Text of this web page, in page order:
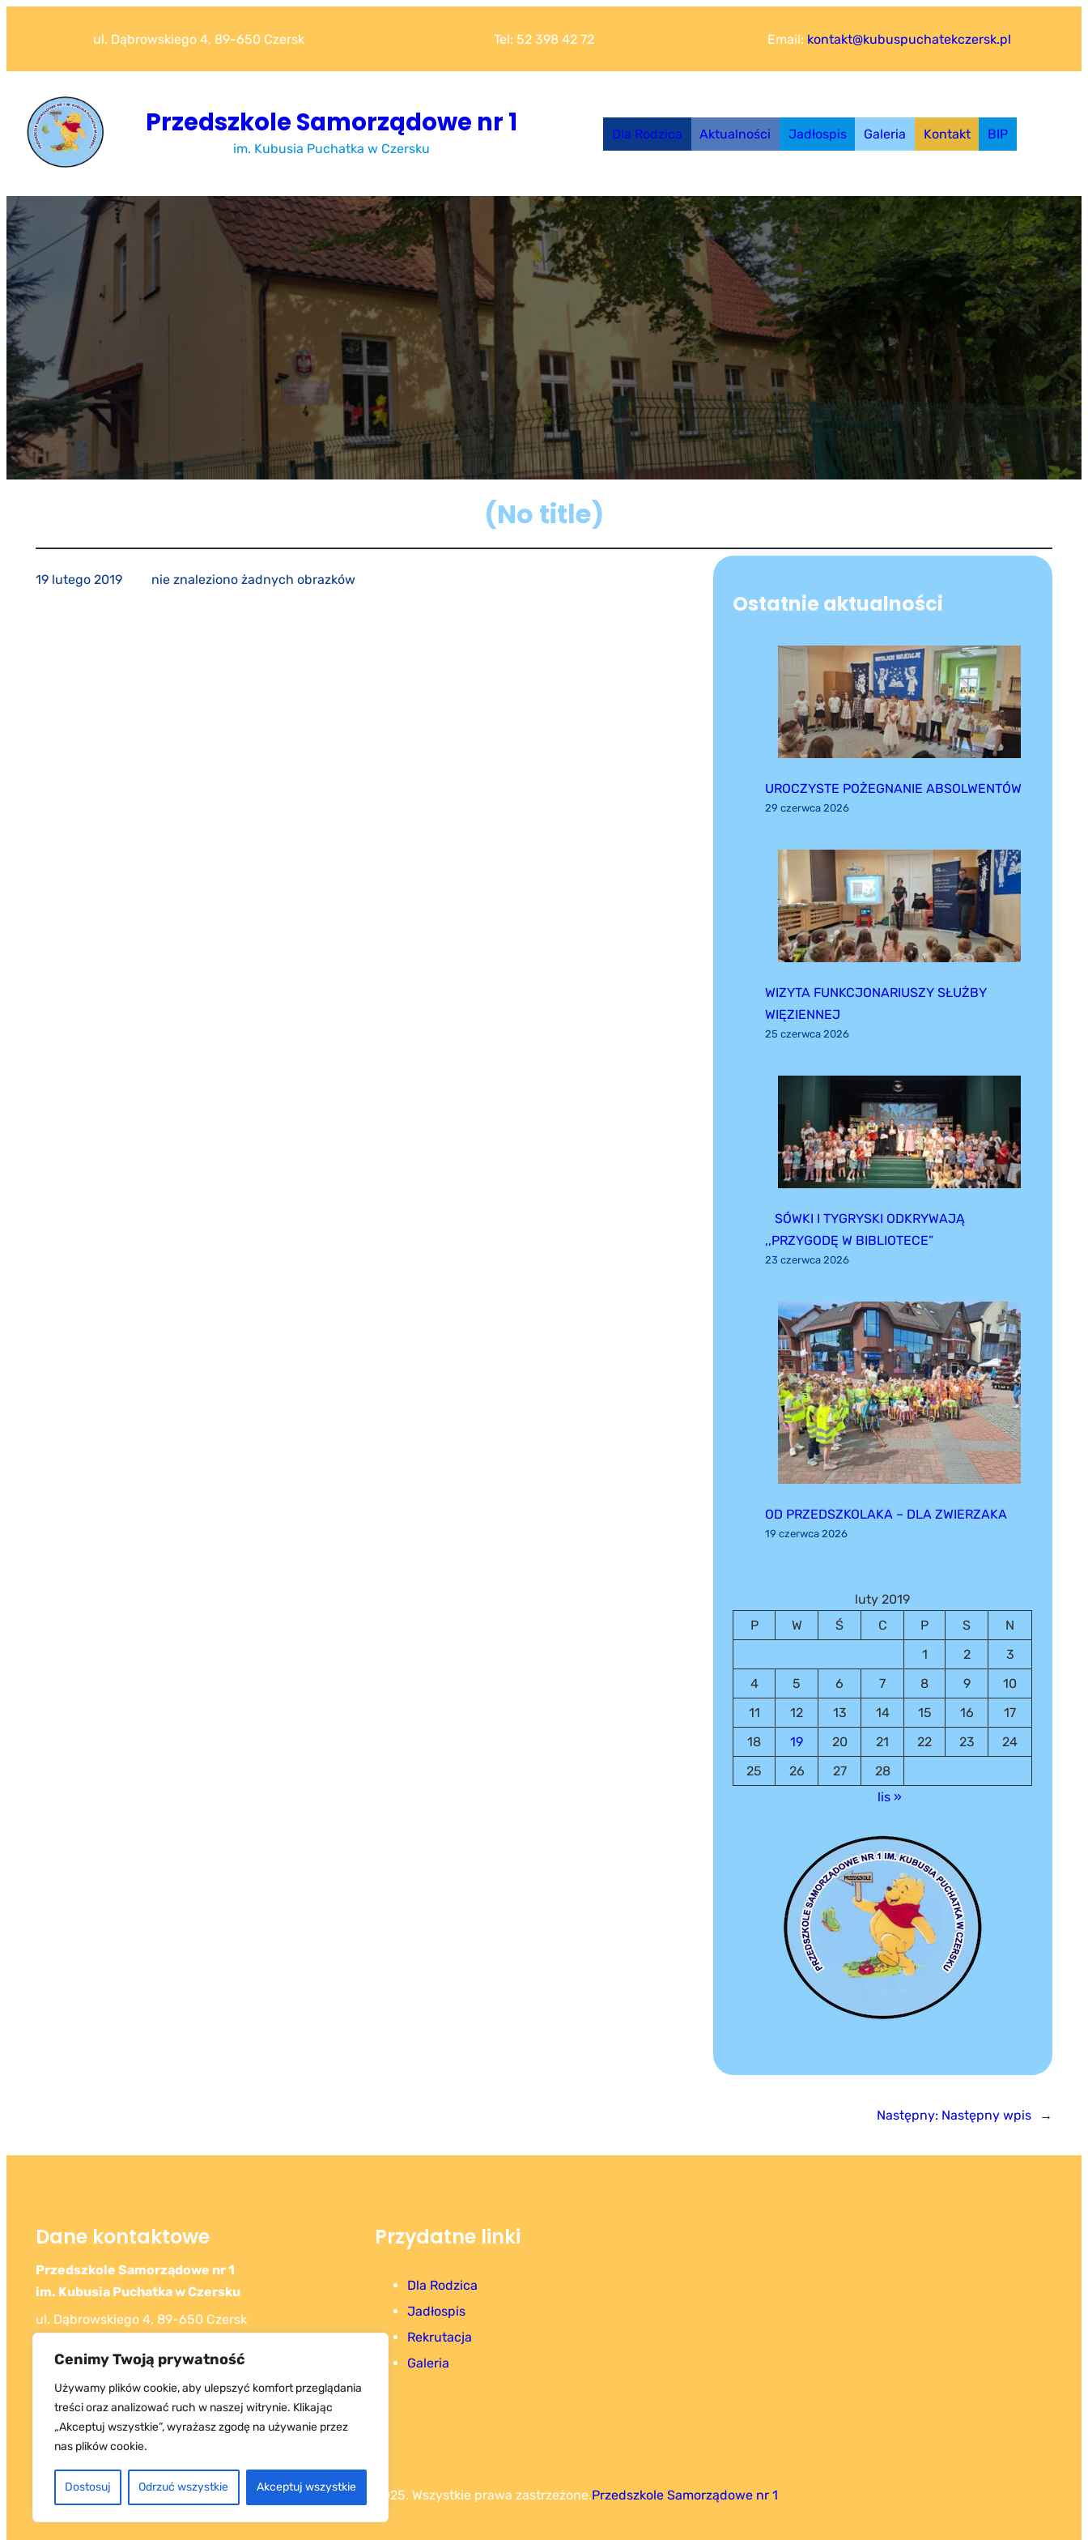
Cenimy Twoją prywatność
Używamy plików cookie, aby ulepszyć komfort przeglądania
treści oraz analizować ruch w naszej witrynie. Klikając
„Akceptuj wszystkie”, wyrażasz zgodę na używanie przez
nas plików cookie.
Dostosuj Odrzuć wszystkie Akceptuj wszystkie
ul. Dąbrowskiego 4, 89-650 Czersk Tel: 52 398 42 72 Email: kontakt@kubuspuchatekczersk.pl
Przedszkole Samorządowe nr 1
im. Kubusia Puchatka w Czersku
Dla Rodzica Aktualności Jadłospis Galeria Kontakt BIP
(No title)
19 lutego 2019 nie znaleziono żadnych obrazków
Ostatnie aktualności
UROCZYSTE POŻEGNANIE ABSOLWENTÓW
29 czerwca 2026
WIZYTA FUNKCJONARIUSZY SŁUŻBY
WIĘZIENNEJ
25 czerwca 2026
SÓWKI I TYGRYSKI ODKRYWAJĄ
,,PRZYGODĘ W BIBLIOTECE”
23 czerwca 2026
OD PRZEDSZKOLAKA – DLA ZWIERZAKA
19 czerwca 2026
luty 2019
P
W Ś C P S
N
1
2
3
4
5 6 7 8 9
10
11
12 13 14 15 16
17
18
19 20 21 22 23
24
25
26 27
28
lis »
Następny: Następny wpis →
Dane kontaktowe
Przedszkole Samorządowe nr 1
im. Kubusia Puchatka w Czersku
ul. Dąbrowskiego 4, 89-650 Czersk
Przydatne linki
Dla Rodzica
Jadłospis
Rekrutacja
Galeria
Copyright 2025. Wszystkie prawa zastrzeżone.Przedszkole Samorządowe nr 1